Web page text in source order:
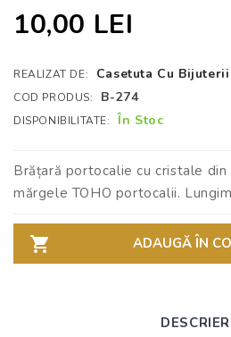
10,00 LEI
REALIZAT DE: Casetuta Cu Bijuterii
COD PRODUS: B-274
DISPONIBILITATE: În Stoc
Brățară portocalie cu cristale
mărgele TOHO portocalii.
ADAUGĂ ÎN